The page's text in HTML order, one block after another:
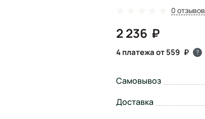
0 отзывов
2 236
4 платежа от 559 ?
Самовывоз
Доставка